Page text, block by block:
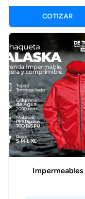
COTIZAR
Impermeables